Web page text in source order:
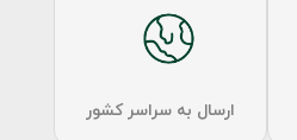
ارسال به سراسر کشور